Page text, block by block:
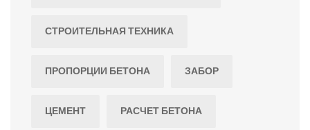
СТРОИТЕЛЬНАЯ ТЕХНИКА
ПРОПОРЦИИ БЕТОНА ЗАБОР
ЦЕМЕНТ РАСЧЕТ БЕТОНА